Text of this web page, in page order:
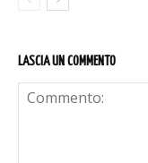
LASCIA UN COMMENTO